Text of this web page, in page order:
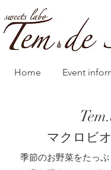
Home Event
季節のお野菜をたっ
マクロビ